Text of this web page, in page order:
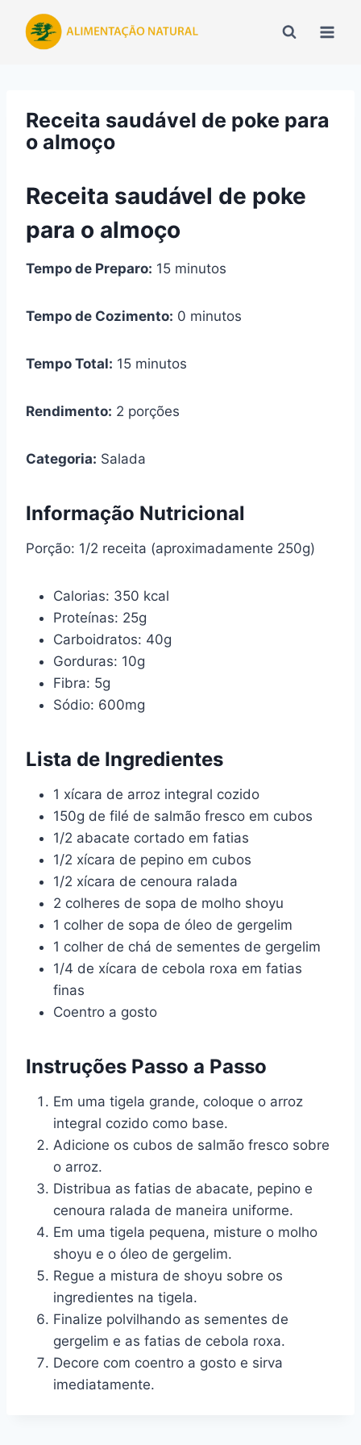
para
Receita saudável de poke para
o almoço
Receita saudável de poke
para o almoço
Tempo de Preparo: 15 minutos
Tempo de Cozimento: 0 minutos
Tempo Total: 15 minutos
Rendimento: 2 porções
Categoria: Salada
Informação Nutricional
Porção: 1/2 receita (aproximadamente 250g)
Calorias: 350 kcal
Proteínas: 25g
Carboidratos: 40g
Gorduras: 10g
Fibra: 5g
Sódio: 600mg
Lista de Ingredientes
1 xícara de arroz integral cozido
150g de filé de salmão fresco em cubos
1/2 abacate cortado em fatias
1/2 xícara de pepino em cubos
1/2 xícara de cenoura ralada
2 colheres de sopa de molho shoyu
1 colher de sopa de óleo de gergelim
1 colher de chá de sementes de gergelim
1/4 de xícara de cebola roxa em fatias
finas
Coentro a gosto
Instruções Passo a Passo
Em uma tigela grande, coloque o arroz
integral cozido como base.
Adicione os cubos de salmão fresco sobre
o arroz.
Distribua as fatias de abacate, pepino e
cenoura ralada de maneira uniforme.
Em uma tigela pequena, misture o molho
shoyu e o óleo de gergelim.
Regue a mistura de shoyu sobre os
ingredientes na tigela.
Finalize polvilhando as sementes de
gergelim e as fatias de cebola roxa.
Decore com coentro a gosto e sirva
imediatamente.